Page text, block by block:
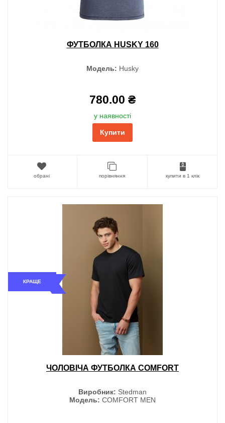
ФУТБОЛКА HUSKY 160
Модель: Husky
780.00 ₴
у наявності
Купити
обрані порівняння купити в 1 клік
КРАЩЕ
ЧОЛОВІЧА ФУТБОЛКА COMFORT
Виробник: Stedman
Модель: COMFORT MEN